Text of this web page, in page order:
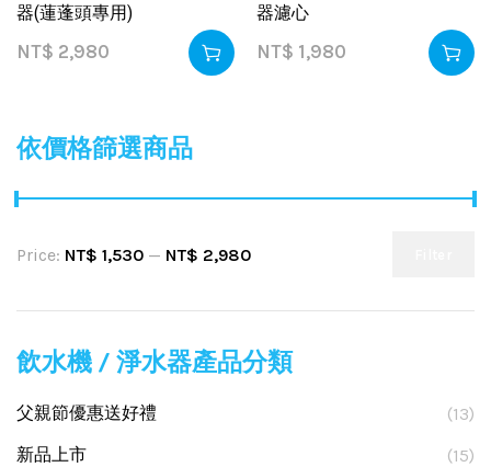
依價格篩選商品
Price: NT$ 1,530 — NT$ 2,980
飲水機 / 淨水器產品分類
父親節優惠送好禮
(13)
新品上市
(15)
器(蓮蓬頭專用)
NT$ 2,980
器濾心
NT$ 1,980